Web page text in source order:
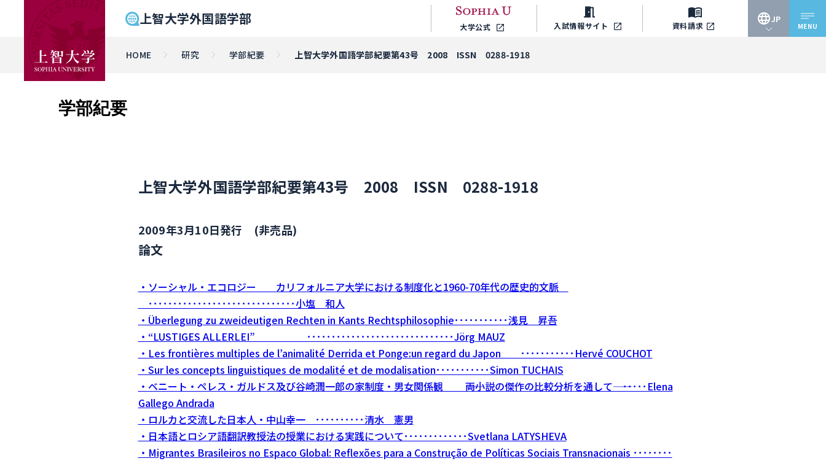
上智大学外国語学部 大学公式 入試情報サイト 資料請求
JP
MENU
HOME 研究 学部紀要 上智大学外国語学部紀要第43号 2008 ISSN 0288-1918
学部紀要
上智大学外国語学部紀要第43号 2008 ISSN 0288-1918
2009年3月10日発行 (非売品)
論文
・ソーシャル・エコロジー カリフォルニア大学における制度化と1960-70年代の歴史的文脈
･･････････････････････････････小塩 和人
・Überlegung zu zweideutigen Rechten in Kants Rechtsphilosophie･･･････････浅見 昇吾
・“LUSTIGES ALLERLEI” ･･････････････････････････････Jörg MAUZ
・Les frontières multiples de l’animalité Derrida et Ponge:un regard du Japon ･･･････････Hervé COUCHOT
・Sur les concepts linguistiques de modalité et de modalisation･･･････････Simon TUCHAIS
・ベニート・ペレス・ガルドス及び谷崎潤一郎の家制度・男女関係観 ――両小説の傑作の比較分析を通して―― ･････Elena
Gallego Andrada
・ロルカと交流した日本人・中山幸一 ･･････････清水 憲男
・日本語とロシア語翻訳教授法の授業における実践について･････････････Svetlana LATYSHEVA
・Migrantes Brasileiros no Espaco Global: Reflexões para a Construção de Políticas Sociais Transnacionais ････････